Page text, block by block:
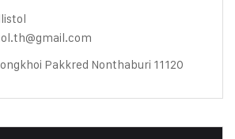
Pakkred Nonthaburi 11120